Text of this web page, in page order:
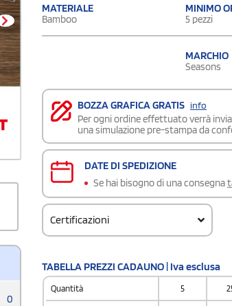
0
MATERIALE
Bamboo
MINIMO
5 pezzi
MARCHIO
Seasons
BOZZA GRAFICA GRATIS info
Per ogni ordine effettuato verrà
una simulazione pre-stampa da
DATE DI SPEDIZIONE
Se hai bisogno di una consegna
Certificazioni
TABELLA PREZZI CADAUNO | Iva esclusa
Quantità 5